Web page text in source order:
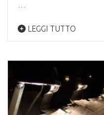
…
LEGGI TUTTO